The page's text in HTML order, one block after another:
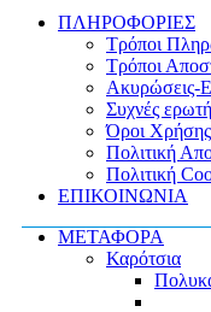
ΠΛΗΡΟΦΟΡΙΕΣ
Τρόποι
Τρόποι
Ακυρώσεις-
Συχνές
Όροι Χρήσης
Πολιτική
Πολιτική
ΕΠΙΚΟΙΝΩΝΙΑ
ΜΕΤΑΦΟΡΑ
Καρότσια